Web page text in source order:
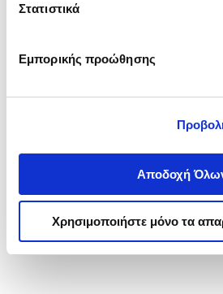
Στατιστικά
Εμπορικής προώθησης
Αποδοχή
Χρησιμοποιήστε μόνο τα